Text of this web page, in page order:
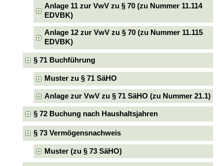
Anlage 11 zur VwV zu § 70 (zu Nummer 11.114
EDVBK)
Anlage 12 zur VwV zu § 70 (zu Nummer 11.115
EDVBK)
§ 71 Buchführung
Muster zu § 71 SäHO
Anlage zur VwV zu § 71 SäHO (zu Nummer 21.1)
§ 72 Buchung nach Haushaltsjahren
§ 73 Vermögensnachweis
Muster (zu § 73 SäHO)